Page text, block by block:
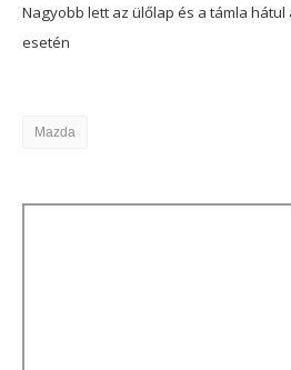
Nagyobb lett az ülőlap és a támla hátul
esetén
Mazda